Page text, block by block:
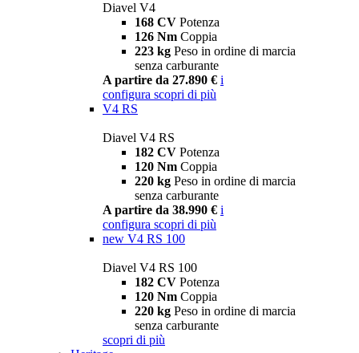
Diavel V4
168 CV Potenza
126 Nm Coppia
223 kg Peso in ordine di marcia
senza carburante
A partire da 27.890 € i
configura scopri di più
V4 RS
Diavel V4 RS
182 CV Potenza
120 Nm Coppia
220 kg Peso in ordine di marcia
senza carburante
A partire da 38.990 € i
configura scopri di più
new V4 RS 100
Diavel V4 RS 100
182 CV Potenza
120 Nm Coppia
220 kg Peso in ordine di marcia
senza carburante
scopri di più